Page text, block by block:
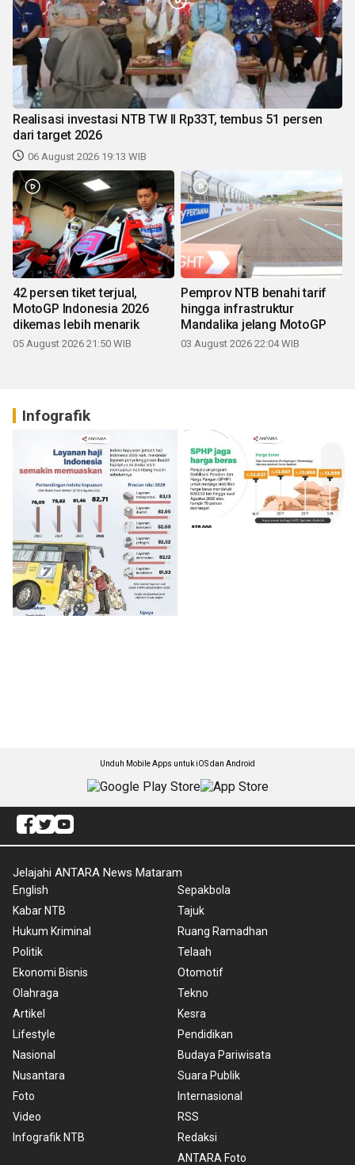
Realisasi investasi NTB TW II Rp33T, tembus 51 persen
dari target 2026
06 August 2026 19:13 WIB
42 persen tiket terjual,
MotoGP Indonesia 2026
dikemas lebih menarik
05 August 2026 21:50 WIB
Pemprov NTB benahi tarif
hingga infrastruktur
Mandalika jelang MotoGP
03 August 2026 22:04 WIB
Infografik
Unduh Mobile Apps untuk iOS dan Android
Jelajahi ANTARA News Mataram
English
Kabar NTB
Hukum Kriminal
Politik
Ekonomi Bisnis
Olahraga
Artikel
Lifestyle
Nasional
Nusantara
Foto
Video
Infografik NTB
Sepakbola
Tajuk
Ruang Ramadhan
Telaah
Otomotif
Tekno
Kesra
Pendidikan
Budaya Pariwisata
Suara Publik
Internasional
RSS
Redaksi
ANTARA Foto